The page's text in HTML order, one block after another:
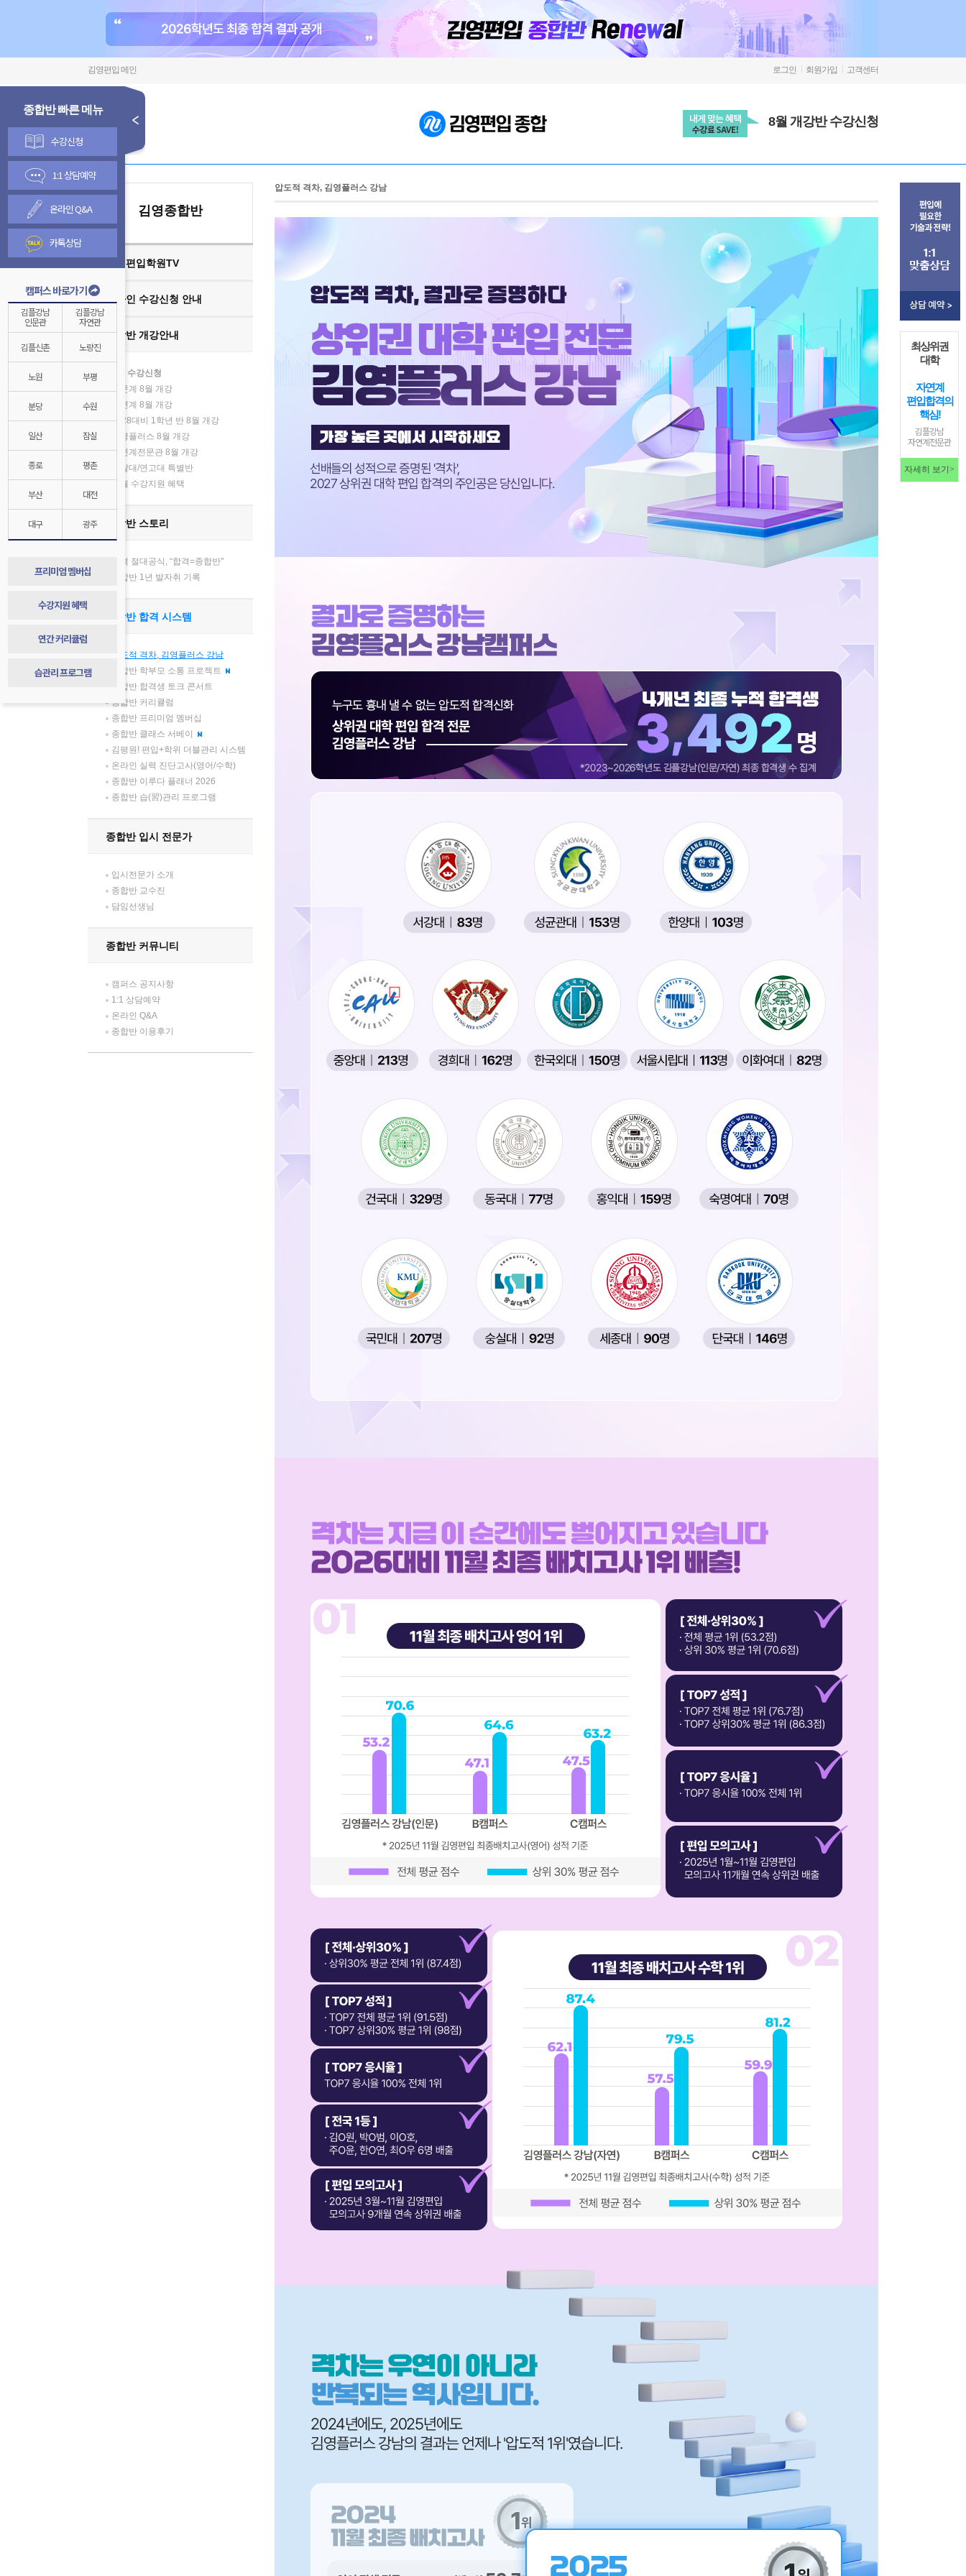
김영편입 메인 로그인 회원가입 고객센터
8월 개강반 수강신청
종합반 빠른 메뉴
수강신청
1:1 상담예약
온라인 Q&A
카톡상담
캠퍼스 바로가기
김플강남
인문관
김플강남
자연관
김플신촌 노량진
노원 부평
분당 수원
일산 잠실
종로 평촌
부산 대전
대구 광주
프리미엄 멤버십
수강지원 혜택
연간 커리큘럼
습관리 프로그램
김영종합반
김영편입학원TV
온라인 수강신청 안내
종합반 개강안내
8월 수강신청
인문계 8월 개강
자연계 8월 개강
2028대비 1학년 반 8월 개강
김영플러스 8월 개강
자연계전문관 8월 개강
경찰대/연고대 특별반
매월 수강지원 혜택
종합반 스토리
합격 절대공식, “합격=종합반"
종합반 1년 발자취 기록
종합반 합격 시스템
압도적 격차, 김영플러스 강남
종합반 학부모 소통 프로젝트
종합반 합격생 토크 콘서트
종합반 커리큘럼
종합반 프리미엄 멤버십
종합반 클래스 서베이
김평원! 편입+학위 더블관리 시스템
온라인 실력 진단고사(영어/수학)
종합반 이루다 플래너 2026
종합반 습(習)관리 프로그램
종합반 입시 전문가
입시전문가 소개
종합반 교수진
담임선생님
종합반 커뮤니티
캠퍼스 공지사항
1:1 상담예약
온라인 Q&A
종합반 이용후기
압도적 격차, 김영플러스 강남
최상위권
대학
자연계
편입합격의
핵심!
김플강남
자연계전문관
자세히 보기>